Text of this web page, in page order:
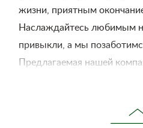
жизни, приятным
Наслаждайтесь любимым
привыкли, а мы
Предлагаемая нашей
Нужно лишь оформить